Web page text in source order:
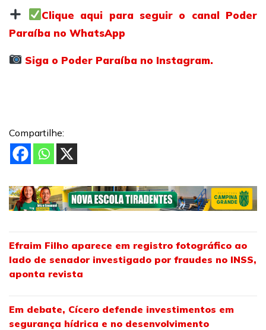
Clique aqui para seguir o canal Poder
Paraíba no WhatsApp
Siga o Poder Paraíba no Instagram.
Compartilhe:
Efraim Filho aparece em registro fotográfico ao
lado de senador investigado por fraudes no INSS,
aponta revista
Em debate, Cícero defende investimentos em
segurança hídrica e no desenvolvimento